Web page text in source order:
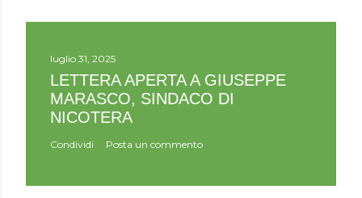
luglio 31, 2025
LETTERA APERTA A GIUSEPPE
MARASCO, SINDACO DI
NICOTERA
Condividi Posta un commento